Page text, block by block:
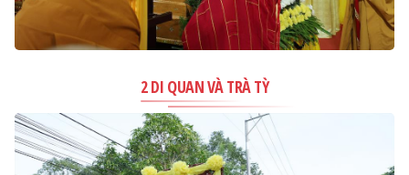
2 DI QUAN VÀ TRÀ TỲ